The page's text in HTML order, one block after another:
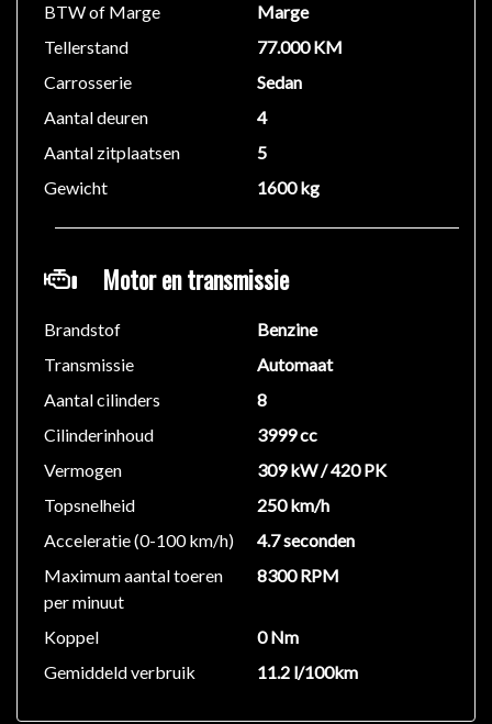
BTW of Marge
Marge
Tellerstand
77.000 KM
Carrosserie
Sedan
Aantal deuren
4
Aantal zitplaatsen
5
Gewicht
1600 kg
Motor en transmissie
Brandstof
Benzine
Transmissie
Automaat
Aantal cilinders
8
Cilinderinhoud
3999 cc
Vermogen
309 kW / 420 PK
Topsnelheid
250 km/h
Acceleratie (0-100 km/h)
4.7 seconden
Maximum aantal toeren
per minuut
8300 RPM
Koppel
0 Nm
Gemiddeld verbruik
11.2 l/100km